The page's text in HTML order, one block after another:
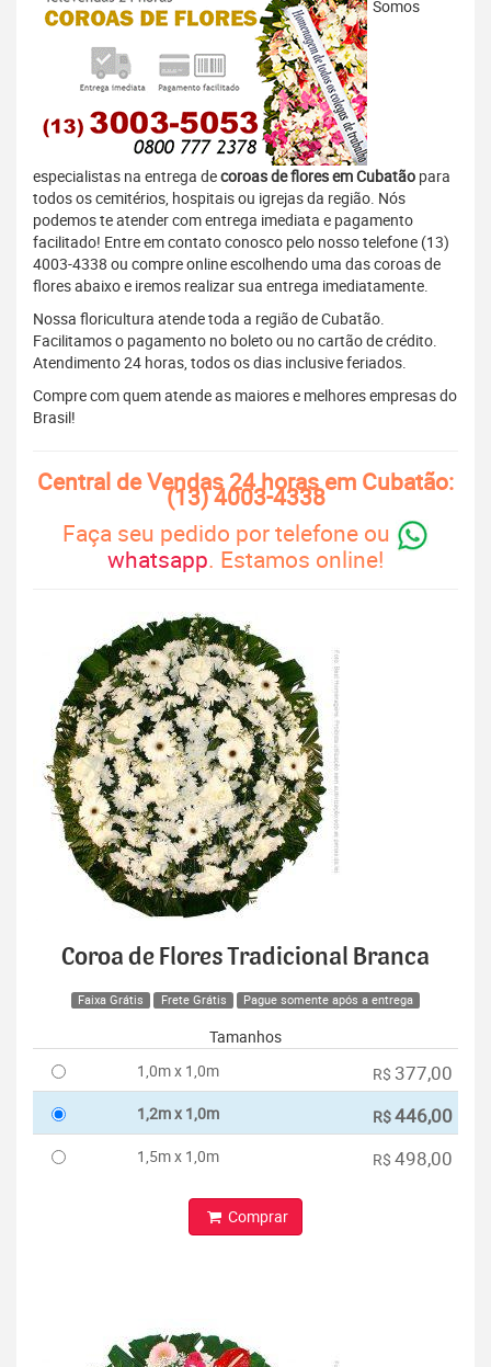
Somos
especialistas na entrega decoroas de flores em Cubatão para
todos os cemitérios, hospitais ou igrejas da região. Nós
podemos te atender com entrega imediata e pagamento
facilitado! Entre em contato conosco pelo nosso telefone (13)
4003-4338 ou compre online escolhendo uma das coroas de
flores abaixo e iremos realizar sua entrega imediatamente.
Nossa floricultura atende toda a região de Cubatão.
Facilitamos o pagamento no boleto ou no cartão de crédito.
Atendimento 24 horas, todos os dias inclusive feriados.
Compre com quem atende as maiores e melhores empresas do
Brasil!
Central de Vendas 24 horas em Cubatão:
(13) 4003-4338
Faça seu pedido por telefone ou
whatsapp. Estamos online!
Coroa de Flores Tradicional Branca
Faixa Grátis Frete Grátis Pague somente após a entrega
Tamanhos
1,0m x 1,0m
R$ 377,00
1,2m x 1,0m R$446,00
1,5m x 1,0m R$ 498,00
Comprar